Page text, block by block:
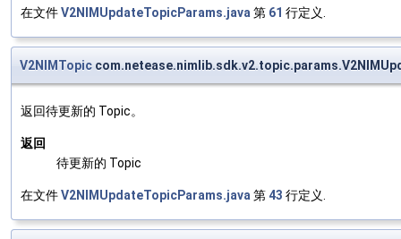
在文件V2NIMUpdateTopicParams.java 第 61 行定义.
V2NIMTopic
返回待更新的 Topic。
返回
待更新的 Topic
在文件V2NIMUpdateTopicParams.java 第 43 行定义.